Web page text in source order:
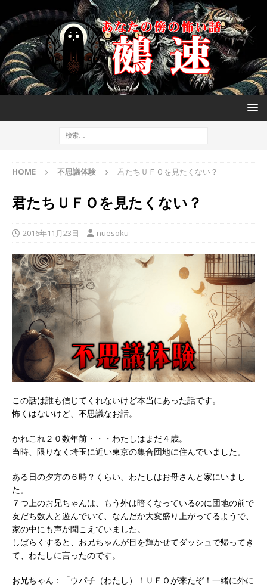
HOME 不思議体験 君たちＵＦＯを見たくない？
君たちＵＦＯを見たくない？
2016年11月23日 nuesoku
この話は誰も信じてくれないけど本当にあった話です。
怖くはないけど、不思議なお話。
かれこれ２０数年前・・・わたしはまだ４歳。
当時、限りなく埼玉に近い東京の集合団地に住んでいました。
ある日の夕方の６時？くらい、わたしはお母さんと家にいまし
た。
７つ上のお兄ちゃんは、もう外は暗くなっているのに団地の前で
友だち数人と遊んでいて、なんだか大変盛り上がってるようで、
家の中にも声が聞こえていました。
しばらくすると、お兄ちゃんが目を輝かせてダッシュで帰ってき
て、わたしに言ったのです。
お兄ちゃん：「ウパ子（わたし）！ＵＦＯが来たぞ！一緒に外に